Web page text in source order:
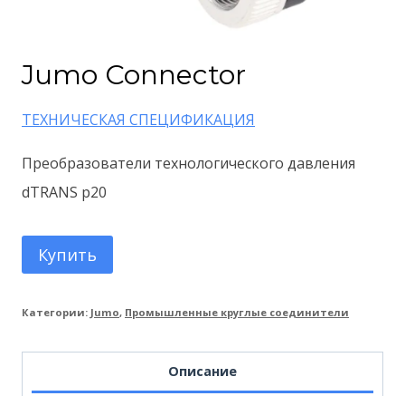
Jumo Connector
ТЕХНИЧЕСКАЯ СПЕЦИФИКАЦИЯ
Преобразователи технологического давления
dTRANS p20
Купить
Категории: Jumo, Промышленные круглые соединители
Описание